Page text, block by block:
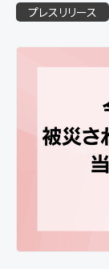
プレスリリース